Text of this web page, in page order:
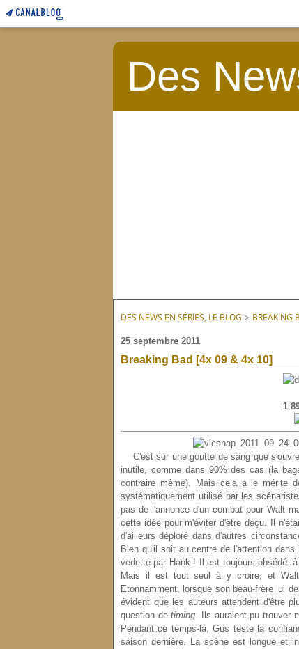
Des
DES NEWS EN SÉRIES, LE BLOG > BREAKING
25 septembre 2011
Breaking Bad [4x 09 & 4x 10]
1
C'est sur une goutte de sang que
inutile, comme dans 90% des cas (la
contraire même). Mais cela a le mérite
systématiquement utilisé par les
pas de l'annonce d'un combat pour Walt
cette idée pour m'éviter d'être déçu. Il
d'ailleurs déploré dans d'autres
Bien qu'il soit au centre de l'attention
vedette par Hank ! Il est toujours obsédé -
Mais il est tout seul à y croire, et
Etonnamment, lorsque son beau-frère lui
évident que les auteurs attendent d'être
question detiming. Ils auraient pu trouver
Pendant ce temps-là, Gus teste la
saison dernière. La scène est longue et